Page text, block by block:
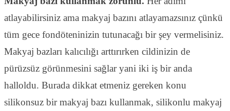
atlayabilirsiniz ama makyaj bazını atlayamazsınız çünkü
tüm gece fondöteninizin tutunacağı bir şey vermelisiniz.
Makyaj bazları kalıcılığı arttırırken cildinizin de
pürüzsüz görünmesini sağlar yani iki iş bir anda
halloldu. Burada dikkat etmeniz gereken konu
silikonsuz bir makyaj bazı kullanmak, silikonlu makyaj